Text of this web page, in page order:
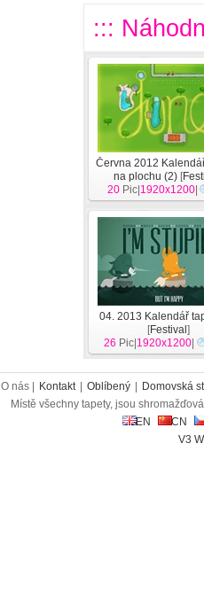
:::
Června 2012
na plochu (2) [
20 Pic| 1920x1200
04. 2013 Kalendář
[Festival ]
26 Pic| 1920x1200
O nás | Kontakt Oblíbený
Domovská
Místě všechny tapety, jsou
EN
CN
V3